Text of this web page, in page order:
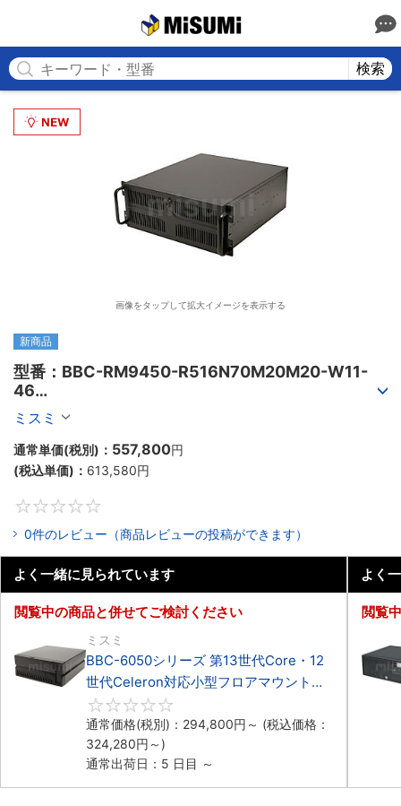
検索
画像をタップして拡大イメージを表示する
新商品
型番：BBC-RM9450-R516N70M20M20-W11-
46
BBC-RM9450シリーズ第13世代Core・12世代
Celeron対応ラックマウント4PCIe
ミスミ
通常単価(税別)： 557,800円
(税込単価)： 613,580円
0件のレビュー（商品レビューの投稿ができます）
よく一緒に見られています
閲覧中の商品と併せてご検討ください
ミスミ
BBC-6050シリーズ 第13世代Core・12
世代Celeron対応小型フロアマウント
3PCIe
通常価格(税別)： 294,800円 ～ (税込価格：
324,280円 ～)
通常出荷日：5 日目 ～
よく
閲覧